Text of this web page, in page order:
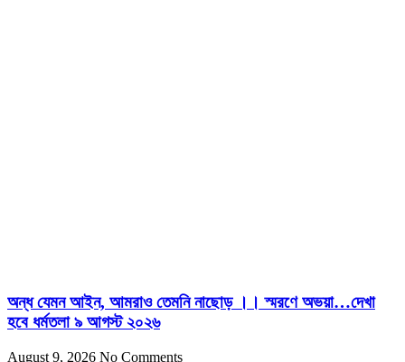
অন্ধ যেমন আইন, আমরাও তেমনি নাছোড় ।। স্মরণে অভয়া…দেখা
হবে ধর্মতলা ৯ আগস্ট ২০২৬
August 9, 2026 No Comments